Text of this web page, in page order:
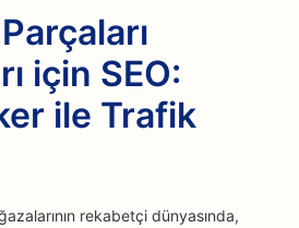
için SEO:
ile Trafik
rekabetçi dünyasında,